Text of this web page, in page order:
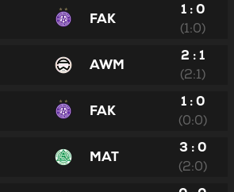
FAK
1 : 0
(1:0)
AWM
2 : 1
(2:1)
FAK
1 : 0
(0:0)
MAT
3 : 0
(2:0)